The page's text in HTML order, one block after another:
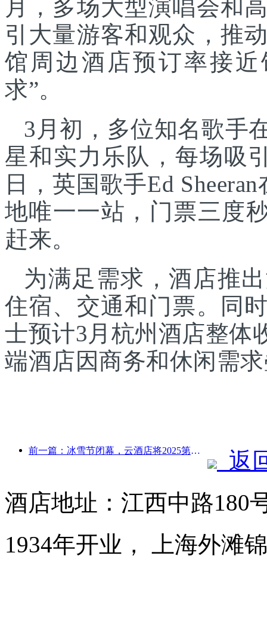
月，多场大型演唱会和
引大量游客和观众，推
馆周边酒店预订率接
求”。
3月初，多位知名歌手
星和实力乐队，每场吸
日，英国歌手Ed
地唯一一站，门票三度
赶来。
为满足需求，酒店推
住宿、交通和门票。同
士预计3月杭州酒店整体
端酒店因商务和休闲需
前一篇：冰雪节闭幕，云酒店将2025第一波“富贵”收入囊中
返
酒店地址：江西中路180
1934年开业， 上海外